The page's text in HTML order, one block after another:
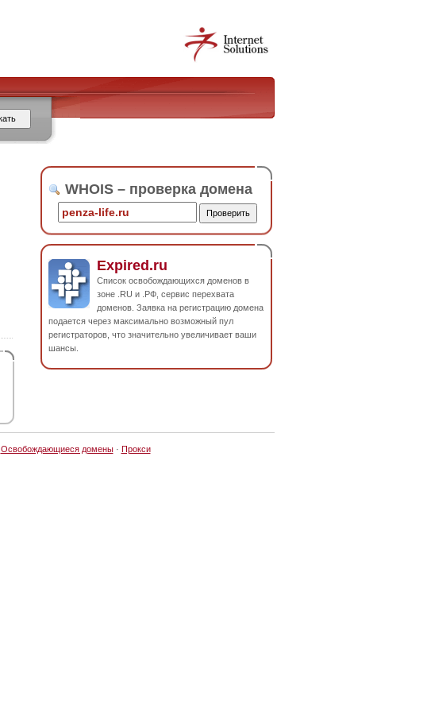
WHOIS – проверка домена
Expired.ru
Список освобождающихся доменов в
зоне .RU и .РФ, сервис перехвата
доменов. Заявка на регистрацию домена
подается через максимально возможный пул
регистраторов, что значительно увеличивает ваши
шансы.
Освобождающиеся домены· Прокси